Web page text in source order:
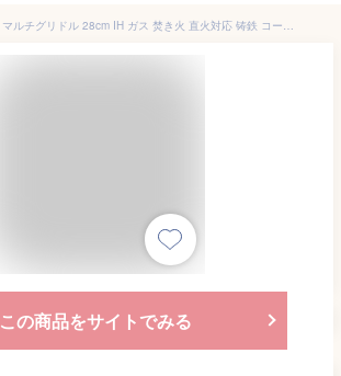
WANGYUANJI マルチグリドル 28cm IH ガス 焚き火 直火対応 铸鉄 コーティングなし 鉄板 焼肉 キャンプ アウトドア バーベキュー オイルブラシ スコップ付き (ブラック, 28cm)
この商品をサイトでみる